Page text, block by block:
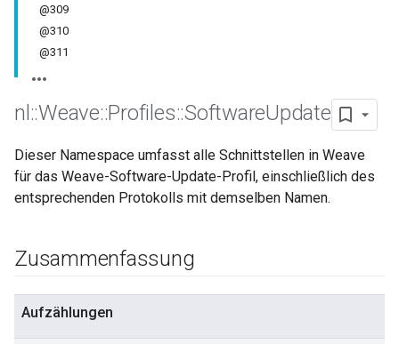
@309
@310
@311
nl ::Weave::Profiles::SoftwareUpdate
Dieser Namespace umfasst alle Schnittstellen in Weave
für das Weave-Software-Update-Profil, einschließlich des
entsprechenden Protokolls mit demselben Namen.
Zusammenfassung
Aufzählungen